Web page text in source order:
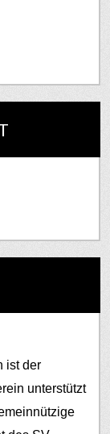
ist der
unterstützt